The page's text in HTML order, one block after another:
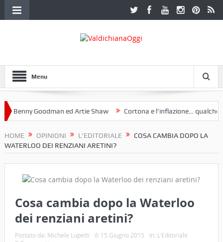
Menu
Goodman ed Artie Shaw Cortona e l’inflazione… qualche
HOME OPINIONI L'EDITORIALE
COSA CAMBIA DOPO LA
WATERLOO DEI RENZIANI ARETINI?
Cosa cambia dopo la Waterloo
dei renziani aretini?
Postato da: Michele Lupetti il: 15 Giugno 2015 In: L'Editoriale